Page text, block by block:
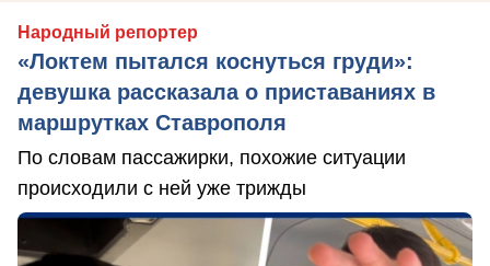
Народный репортер
«Локтем пытался коснуться груди»:
девушка рассказала о приставаниях в
маршрутках Ставрополя
По словам пассажирки, похожие ситуации
происходили с ней уже трижды